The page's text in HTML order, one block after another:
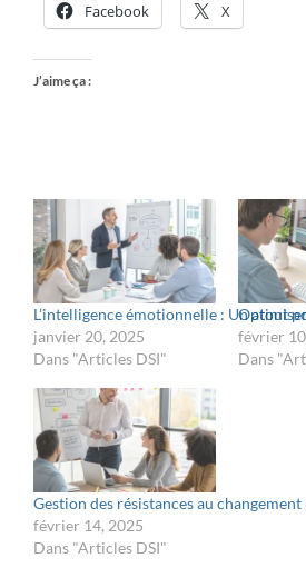
Facebook X
J’aime ça :
L’intelligence émotionnelle : Un atout
janvier 20, 2025
Dans "Articles DSI"
février
Dans
Gestion des résistances au
février 14, 2025
Dans "Articles DSI"